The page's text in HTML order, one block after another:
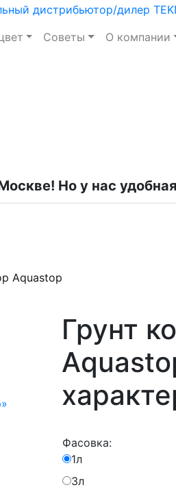
Советы О компании
Но у нас
Aquastop
Грунт
Фасовка:
1л
3л